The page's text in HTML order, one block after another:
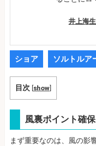
井上海
ショア ソルトルア
目次 [show]
風裏ポイント確保
まず重要なのは、風の影